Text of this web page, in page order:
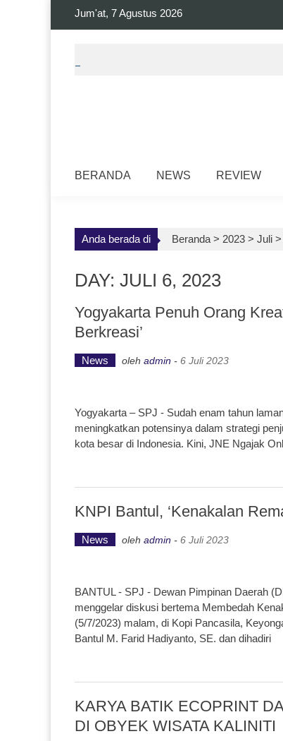
Jum'at, 7 Agustus 2026
BERANDA NEWS REVIEW
Anda berada di Beranda > 2023 > Juli >
DAY: JULI 6, 2023
Yogyakarta Penuh Orang
Berkreasi’
News oleh admin - 6 Juli 2023
Yogyakarta – SPJ - Sudah enam tahun
meningkatkan potensinya dalam strategi
kota besar di Indonesia. Kini, JNE Ngajak
KNPI Bantul, ‘Kenakalan
News oleh admin - 6 Juli 2023
BANTUL - SPJ - Dewan Pimpinan Daerah
menggelar diskusi bertema Membedah
(5/7/2023) malam, di Kopi Pancasila,
Bantul M. Farid Hadiyanto, SE. dan dihadiri
KARYA BATIK ECOPRINT
DI OBYEK WISATA KALINITI